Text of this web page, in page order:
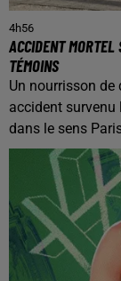
4h56
ACCIDENT
TÉMOINS
Un nourrisson de
accident survenu
dans le sens